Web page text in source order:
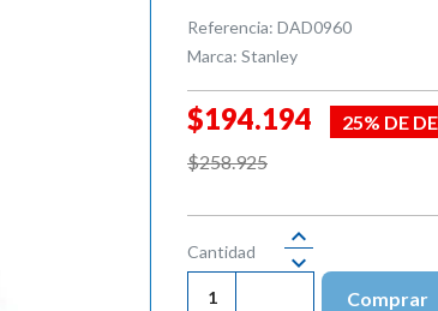
Referencia: DAD0960
Marca: Stanley
$194.194
25% DE
$258.925
Cantidad
Comprar